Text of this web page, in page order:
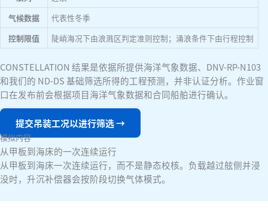
气候数据
代表性冬季
控制限值
陡峭海况下由浪溅区判定准则控制；涌浪条件下由行程控制
CONSTELLATION 结果是依据所提供海洋气象数据、DNV-RP-N103
和我们的 ND-DS 基础筛选所得的工程预测，并非认证分析。作业窗
口在发布前会根据项目海洋气象数据和合同船舶进行确认。
提交吊装工况以进行筛选→
模拟内容
从甲板到海床的一次连续运行
从甲板到海床一次连续运行，而不是静态校核。负载越过舷侧并浸
没时，升沉补偿器会按阶段切换气体模式。